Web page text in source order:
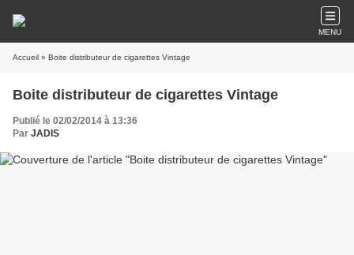
MENU
Accueil » Boite distributeur de cigarettes Vintage
Boite distributeur de cigarettes Vintage
Publié le 02/02/2014 à 13:36
Par JADIS